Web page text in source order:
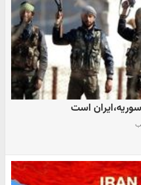
است